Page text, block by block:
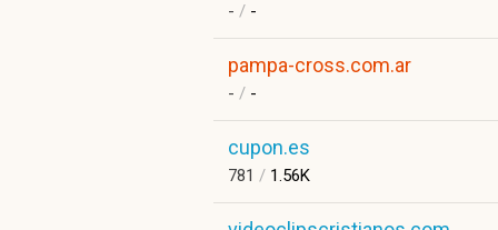
- / -
pampa-cross.com.ar
- / -
cupon.es
781 / 1.56K